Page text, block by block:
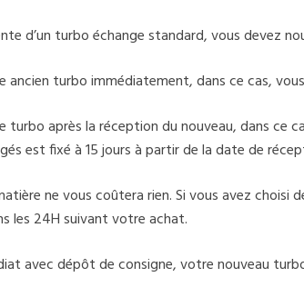
d’un turbo échange standard, vous devez
ancien turbo immédiatement, dans ce cas,
après la réception du nouveau, dans ce
est fixé à 15 jours à partir de la date de
ne vous coûtera rien. Si vous avez
les 24H suivant votre achat.
avec dépôt de consigne, votre nouveau